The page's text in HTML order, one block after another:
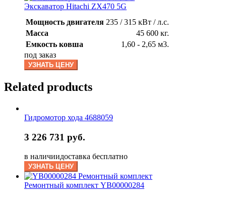
Экскаватор Hitachi ZX470 5G
Мощность двигателя 235 / 315 кВт / л.с.
Масса
45 600 кг.
Емкость ковша
1,60 - 2,65 м3.
под заказ
УЗНАТЬ ЦЕНУ
Related products
Гидромотор хода 4688059
3 226 731 руб.
в наличиидоставка бесплатно
УЗНАТЬ ЦЕНУ
Ремонтный комплект YB00000284